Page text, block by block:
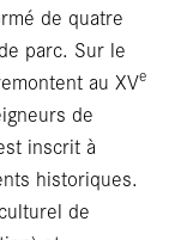
de quatre
parc. Sur le
au XVe
de
inscrit à
historiques.
de